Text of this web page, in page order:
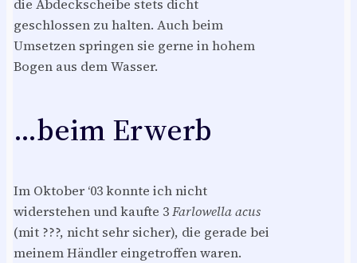
die Abdeckscheibe stets dicht
geschlossen zu halten. Auch beim
Umsetzen springen sie gerne in hohem
Bogen aus dem Wasser.
…beim Erwerb
Im Oktober ‘03 konnte ich nicht
widerstehen und kaufte 3Farlowella acus
(mit ???, nicht sehr sicher), die gerade bei
meinem Händler eingetroffen waren.